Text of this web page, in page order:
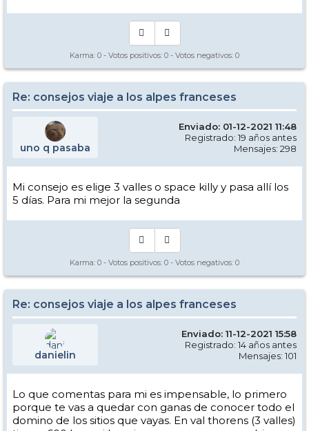
Karma: 0 - Votos positivos: 0 - Votos negativos: 0
Re: consejos viaje a los alpes franceses
uno q pasaba
Enviado: 01-12-2021 11:48
Registrado: 19 años antes
Mensajes: 298
Mi consejo es elige 3 valles o space killy y pasa allí los
5 días. Para mi mejor la segunda
Karma: 0 - Votos positivos: 0 - Votos negativos: 0
Re: consejos viaje a los alpes franceses
danielin
Enviado: 11-12-2021 15:58
Registrado: 14 años antes
Mensajes: 101
Lo que comentas para mi es impensable, lo primero
porque te vas a quedar con ganas de conocer todo el
domino de los sitios que vayas. En val thorens (3 valles)